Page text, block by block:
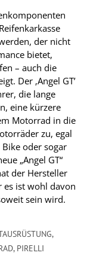
der nicht
bietet,
– auch die
Der ‚Angel GT’
die lange
eine kürzere
Motorrad in die
zu, egal
oder sogar
„Angel GT“
der Hersteller
es ist wohl davon
sein wird.
,
, PIRELLI